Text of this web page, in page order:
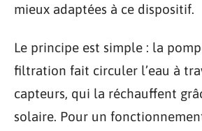
mieux adaptées à ce dispositif.
Le principe est simple : la
filtration fait circuler l’eau à
capteurs, qui la réchauffent
solaire. Pour un